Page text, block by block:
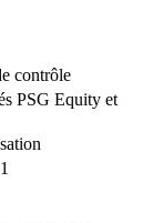
contrôle
PSG Equity et